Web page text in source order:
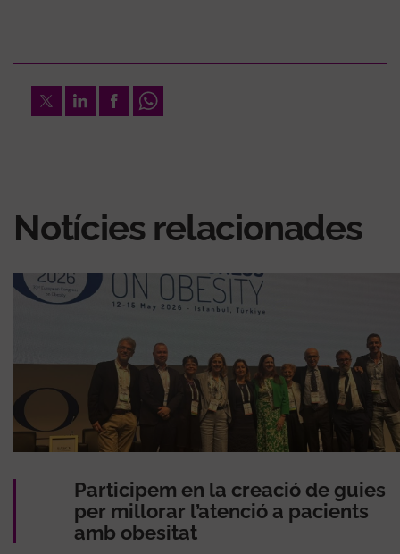
TwitterLinkedInFacebookWhatsapp
Notícies relacionades
Participem en la creació de guies
per millorar l’atenció a pacients
amb obesitat